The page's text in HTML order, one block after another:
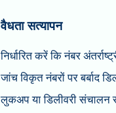
वैधता सत्यापन
निर्धारित करें कि नंबर
जांच विकृत नंबरों पर बर्बाद
लुकअप या डिलीवरी संचालन से